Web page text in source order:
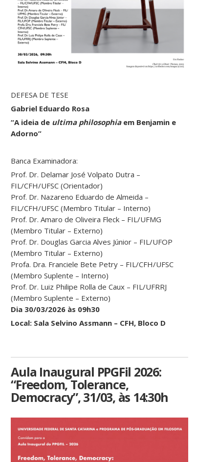
DEFESA DE TESE
Gabriel Eduardo Rosa
“A ideia de ultima philosophiaem Benjamin e
Adorno”
Banca Examinadora:
Prof. Dr. Delamar José Volpato Dutra –
FIL/CFH/UFSC (Orientador)
Prof. Dr. Nazareno Eduardo de Almeida –
FIL/CFH/UFSC (Membro Titular – Interno)
Prof. Dr. Amaro de Oliveira Fleck – FIL/UFMG
(Membro Titular – Externo)
Prof. Dr. Douglas Garcia Alves Júnior – FIL/UFOP
(Membro Titular – Externo)
Profa. Dra. Franciele Bete Petry – FIL/CFH/UFSC
(Membro Suplente – Interno)
Prof. Dr. Luiz Philipe Rolla de Caux – FIL/UFRRJ
(Membro Suplente – Externo)
Dia 30/03/2026 às 09h30
Local: Sala Selvino Assmann – CFH, Bloco D
Aula Inaugural PPGFil 2026:
“Freedom, Tolerance,
Democracy”, 31/03, às 14:30h